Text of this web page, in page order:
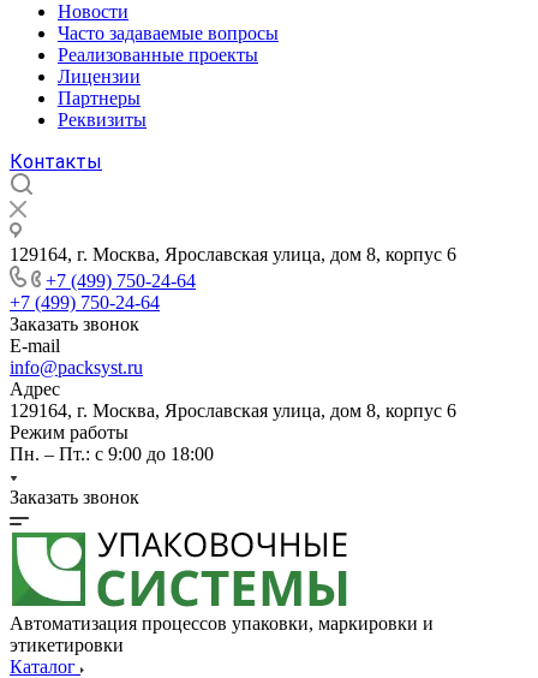
Новости
Часто задаваемые вопросы
Реализованные проекты
Лицензии
Партнеры
Реквизиты
Контакты
129164, г. Москва, Ярославская улица, дом 8, корпус 6
+7 (499) 750-24-64
+7 (499) 750-24-64
Заказать звонок
E-mail
info@packsyst.ru
Адрес
129164, г. Москва, Ярославская улица, дом 8, корпус 6
Режим работы
Пн. – Пт.: с 9:00 до 18:00
Заказать звонок
Автоматизация процессов упаковки, маркировки и
этикетировки
Каталог